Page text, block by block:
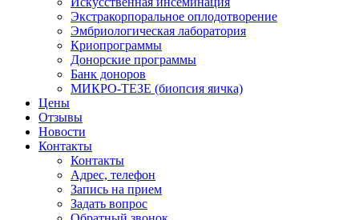
Экстракорпоральное оплодотворение
Эмбриологическая лаборатория
Криопрограммы
Донорские программы
Банк доноров
МИКРО-ТЕЗЕ (биопсия яичка)
Цены
Отзывы
Новости
Контакты
Контакты
Адрес, телефон
Запись на прием
Задать вопрос